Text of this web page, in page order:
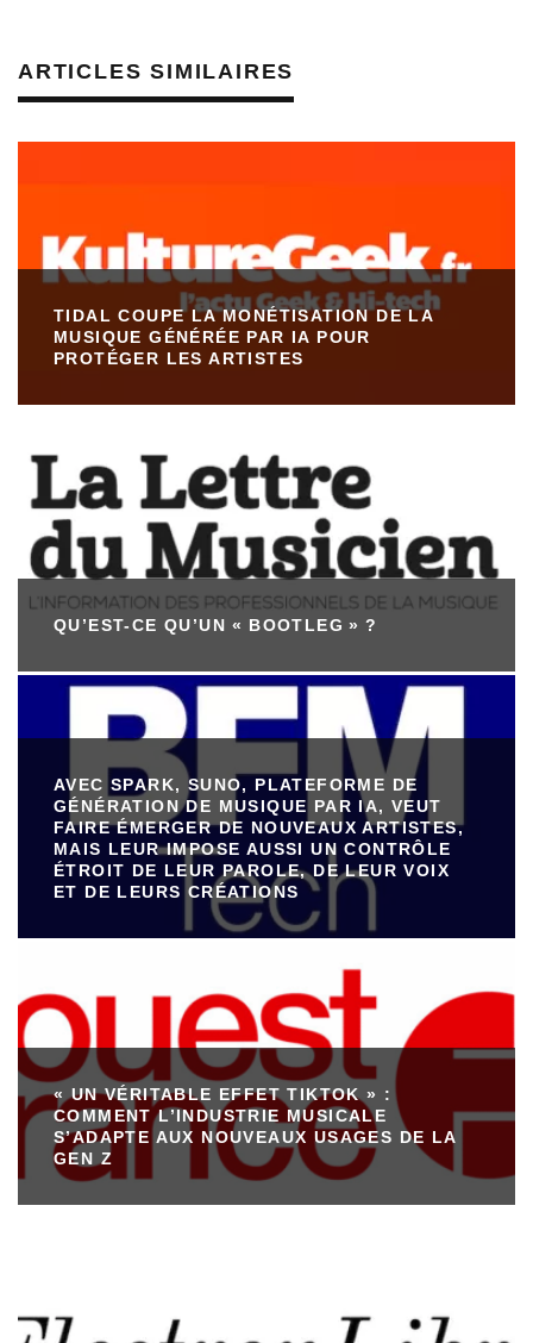
ARTICLES SIMILAIRES
TIDAL COUPE LA MONÉTISATION DE LA
MUSIQUE GÉNÉRÉE PAR IA POUR
PROTÉGER LES ARTISTES
QU’EST-CE QU’UN « BOOTLEG » ?
AVEC SPARK, SUNO, PLATEFORME DE
GÉNÉRATION DE MUSIQUE PAR IA, VEUT
FAIRE ÉMERGER DE NOUVEAUX ARTISTES,
MAIS LEUR IMPOSE AUSSI UN CONTRÔLE
ÉTROIT DE LEUR PAROLE, DE LEUR VOIX
ET DE LEURS CRÉATIONS
« UN VÉRITABLE EFFET TIKTOK » :
COMMENT L’INDUSTRIE MUSICALE
S’ADAPTE AUX NOUVEAUX USAGES DE LA
GEN Z